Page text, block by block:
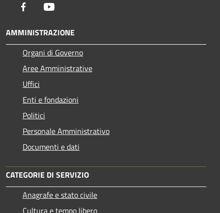
Facebook
AMMINISTRAZIONE
Organi di Governo
Aree Amministrative
Uffici
Enti e fondazioni
Politici
Personale Amministrativo
Documenti e dati
CATEGORIE DI SERVIZIO
Anagrafe e stato civile